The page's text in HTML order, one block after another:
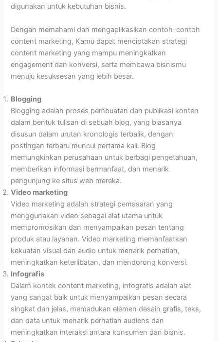
digunakan untuk kebutuhan bisnis.
Dengan memahami dan mengaplikasikan contoh-contoh
content marketing, Kamu dapat menciptakan strategi
content marketing yang mampu meningkatkan
engagement dan konversi, serta membawa bisnismu
menuju kesuksesan yang lebih besar.
Blogging
Blogging adalah proses pembuatan dan publikasi konten
dalam bentuk tulisan di sebuah blog, yang biasanya
disusun dalam urutan kronologis terbalik, dengan
postingan terbaru muncul pertama kali. Blog
memungkinkan perusahaan untuk berbagi pengetahuan,
memberikan informasi bermanfaat, dan menarik
pengunjung ke situs web mereka.
Video marketing
Video marketing adalah strategi pemasaran yang
menggunakan video sebagai alat utama untuk
mempromosikan dan menyampaikan pesan tentang
produk atau layanan. Video marketing memanfaatkan
kekuatan visual dan audio untuk menarik perhatian,
meningkatkan keterlibatan, dan mendorong konversi.
Infografis
Dalam kontek content marketing, infografis adalah alat
yang sangat baik untuk menyampaikan pesan secara
singkat dan jelas, memadukan elemen desain grafis, teks,
dan data untuk menarik perhatian audiens dan
meningkatkan interaksi antara konsumen dan bisnis.